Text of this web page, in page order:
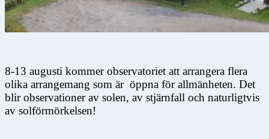
8-13 augusti kommer observatoriet att arrangera flera
olika arrangemang som är öppna för allmänheten. Det
blir observationer av solen, av stjärnfall och naturligtvis
av solförmörkelsen!